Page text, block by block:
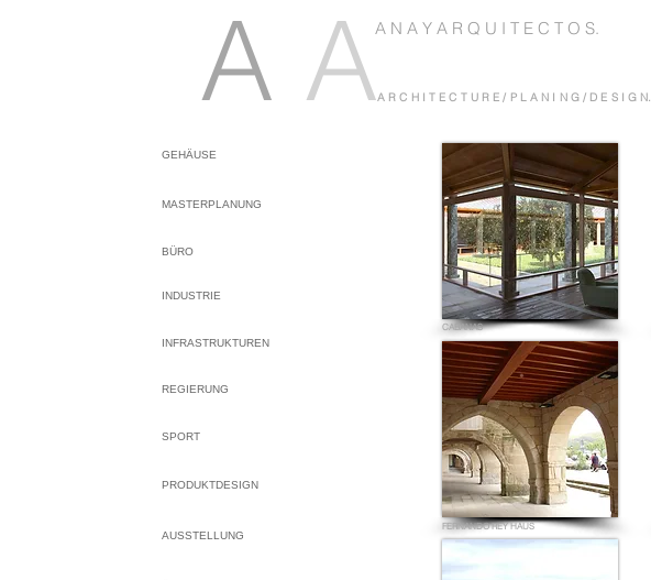
A R C H I T E C T U R E / P L A N I N G / D E S I G N.
A N A Y A R Q U I T E C T O S.
A A
GEHÄUSE
MASTERPLANUNG
BÜRO
INDUSTRIE
INFRASTRUKTUREN
REGIERUNG
SPORT
PRODUKTDESIGN
AUSSTELLUNG
CABANAS
FERNANDO REY HAUS